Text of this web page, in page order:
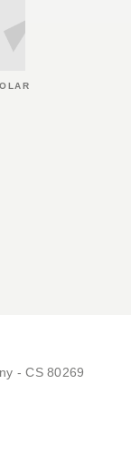
- CS 80269